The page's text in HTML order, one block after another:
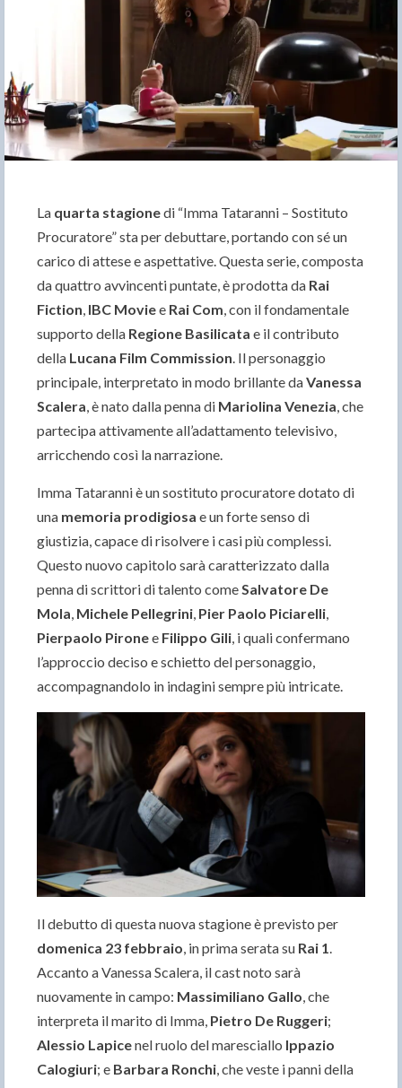
La quarta stagionedi “Imma Tataranni – Sostituto
Procuratore” sta per debuttare, portando con sé un
carico di attese e aspettative. Questa serie, composta
da quattro avvincenti puntate, è prodotta da Rai
Fiction, IBC Moviee Rai Com, con il fondamentale
supporto della Regione Basilicata e il contributo
della Lucana Film Commission. Il personaggio
principale, interpretato in modo brillante daVanessa
Scalera, è nato dalla penna di Mariolina Venezia, che
partecipa attivamente all’adattamento televisivo,
arricchendo così la narrazione.
Imma Tataranni è un sostituto procuratore dotato di
una memoria prodigiosa e un forte senso di
giustizia, capace di risolvere i casi più complessi.
Questo nuovo capitolo sarà caratterizzato dalla
penna di scrittori di talento comeSalvatore De
Mola, Michele Pellegrini, Pier Paolo Piciarelli,
Pierpaolo Pironee Filippo Gili, i quali confermano
l’approccio deciso e schietto del personaggio,
accompagnandolo in indagini sempre più intricate.
Il debutto di questa nuova stagione è previsto per
domenica 23 febbraio, in prima serata su Rai 1.
Accanto a Vanessa Scalera, il cast noto sarà
nuovamente in campo: Massimiliano Gallo, che
interpreta il marito di Imma, Pietro De Ruggeri;
Alessio Lapicenel ruolo del maresciallo Ippazio
Calogiuri; e Barbara Ronchi, che veste i panni della